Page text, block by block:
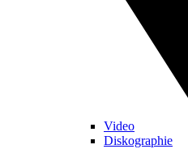
Video
Diskographie